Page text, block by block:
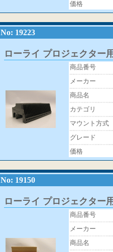
価格
No: 19223
ローライ プロジェクター
商品番号
メーカー
商品名
カテゴリ
マウント方式
グレード
価格
No: 19150
ローライ プロジェクター
商品番号
メーカー
商品名